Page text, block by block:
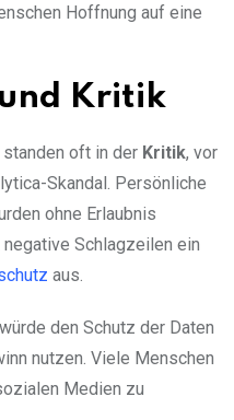
Hoffnung auf eine
Kritik
oft in der Kritik, vor
Skandal. Persönliche
ohne Erlaubnis
Schlagzeilen ein
aus.
den Schutz der Daten
nutzen. Viele Menschen
Medien zu